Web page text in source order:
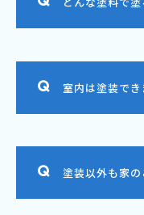
室内は塗装でき
塗装以外も家